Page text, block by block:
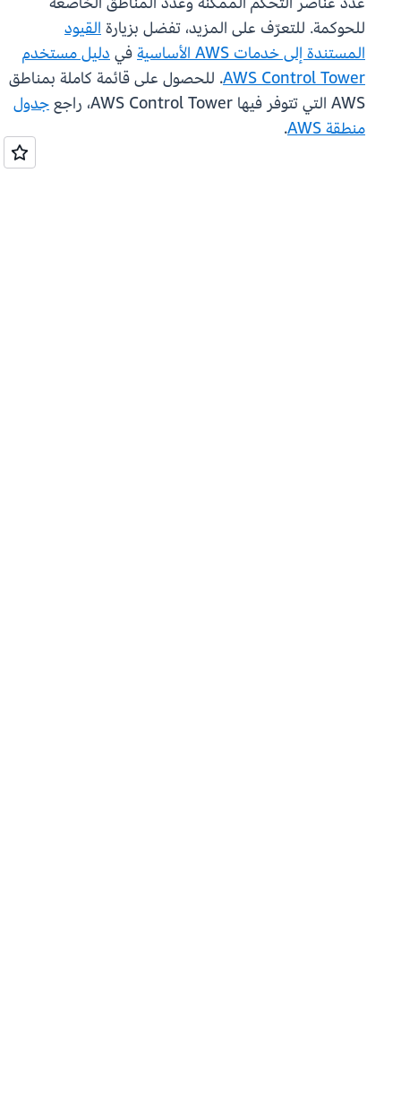
للحوكمة. للتعرّف على المزيد، تفضل بزيارةالقيود
المستندة إلى خدمات AWS الأساسية
فيدليل مستخدم
AWS Control Tower. للحصول على قائمة كاملة بمناطق
AWS التي تتوفر فيها AWS Control Tower، راجع
جدول
منطقة AWS
.